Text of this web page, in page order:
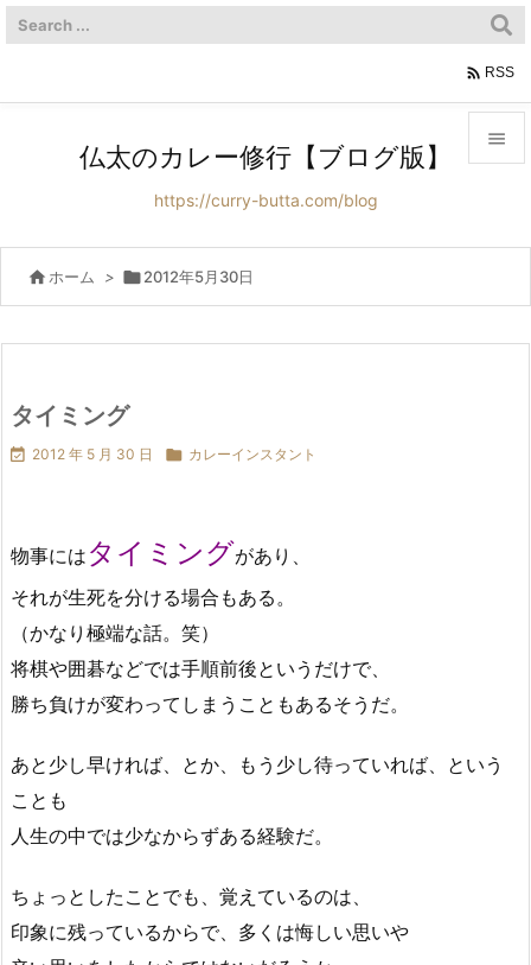



 RSS
仏太のカレー修行【ブログ版】
https://curry-butta.com/blog
 ホーム > 2012年5月30日
タイミング
 2012 年 5 月 30 日  カレーインスタント
物事には タイミングがあり、
それが生死を分ける場合もある。
（かなり極端な話。笑）
将棋や囲碁などでは手順前後というだけで、
勝ち負けが変わってしまうこともあるそうだ。
あと少し早ければ、とか、もう少し待っていれば、という
ことも
人生の中では少なからずある経験だ。
ちょっとしたことでも、覚えているのは、
印象に残っているからで、多くは悔しい思いや